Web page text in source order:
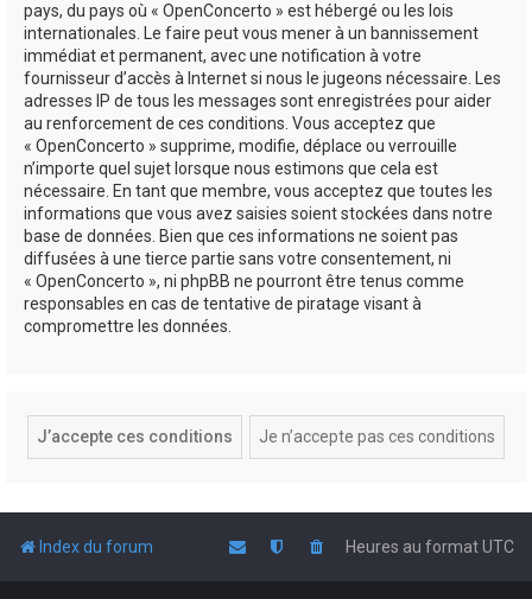
pays, du pays où « OpenConcerto » est hébergé ou les lois
internationales. Le faire peut vous mener à un bannissement
immédiat et permanent, avec une notification à votre
fournisseur d’accès à Internet si nous le jugeons nécessaire. Les
adresses IP de tous les messages sont enregistrées pour aider
au renforcement de ces conditions. Vous acceptez que
« OpenConcerto » supprime, modifie, déplace ou verrouille
n’importe quel sujet lorsque nous estimons que cela est
nécessaire. En tant que membre, vous acceptez que toutes les
informations que vous avez saisies soient stockées dans notre
base de données. Bien que ces informations ne soient pas
diffusées à une tierce partie sans votre consentement, ni
« OpenConcerto », ni phpBB ne pourront être tenus comme
responsables en cas de tentative de piratage visant à
compromettre les données.
Index du forum Heures au formatUTC